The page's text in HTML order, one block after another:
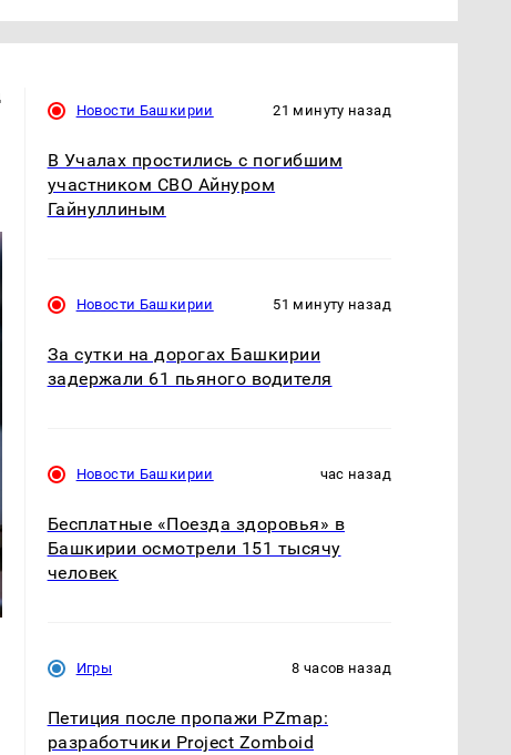
Новости Башкирии 21 минуту назад
В Учалах простились с погибшим
участником СВО Айнуром
Гайнуллиным
Новости Башкирии 51 минуту назад
За сутки на дорогах Башкирии
задержали 61 пьяного водителя
Новости Башкирии час назад
Бесплатные «Поезда здоровья» в
Башкирии осмотрели 151 тысячу
человек
Игры 8 часов назад
Петиция после пропажи PZmap:
разработчики Project Zomboid